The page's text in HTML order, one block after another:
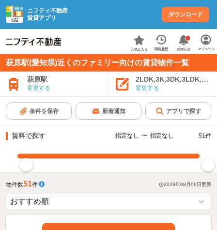
ニフティ不動産
賃貸アプリ
ダウンロード
お気に入り 閲覧履歴 お知らせ マイページ
萩原駅(愛知県)近くのファミリー向けの賃貸物件一覧
萩原駅
変更する 変更する
条件を保存 新着通知 アプリで探す
賃料で探す 指定なし 〜 指定なし 51件
物件数51件 2026年08月06日更新